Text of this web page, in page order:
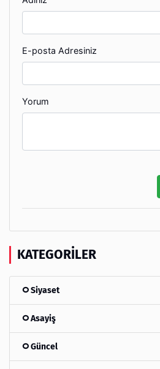
E-posta Adresiniz
Yorum
KATEGORILER
Siyaset
Asayiş
Güncel